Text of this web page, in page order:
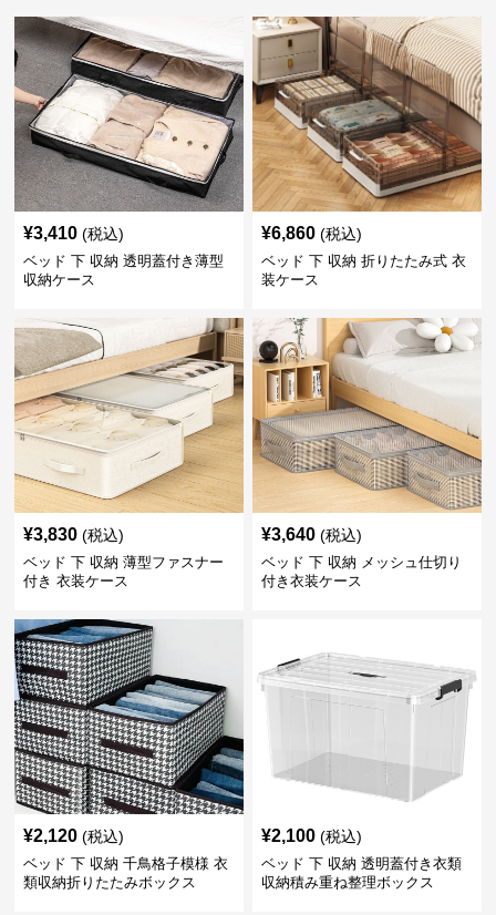
¥3,410 (税込)
ベッド 下 収納 透明蓋付き薄型
収納ケース
¥6,860 (税込)
ベッド 下 収納 折りたたみ式 衣
装ケース
¥3,830 (税込)
ベッド 下 収納 薄型ファスナー
付き 衣装ケース
¥3,640 (税込)
ベッド 下 収納 メッシュ仕切り
付き衣装ケース
¥2,120 (税込)
ベッド 下 収納 千鳥格子模様 衣
類収納折りたたみボックス
¥2,100 (税込)
ベッド 下 収納 透明蓋付き衣類
収納積み重ね整理ボックス